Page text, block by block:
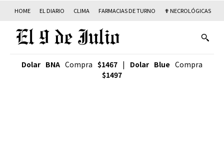
HOME EL DIARIO CLIMA FARMACIAS DE TURNO ✟ NECROLÓGICAS
Dolar BNA Compra $1467 | Dolar Blue Compra
$1497